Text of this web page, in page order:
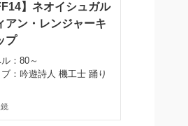
】ネオイシュガル
アン・レンジャーキ
プ
：80～
：吟遊詩人 機工士 踊り